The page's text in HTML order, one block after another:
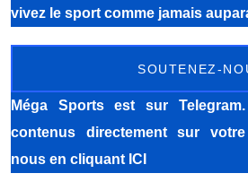
vivez le sport comme jamais
SOUTENEZ-
Méga Sportsest sur
contenus directement sur
nous en cliquant ICI